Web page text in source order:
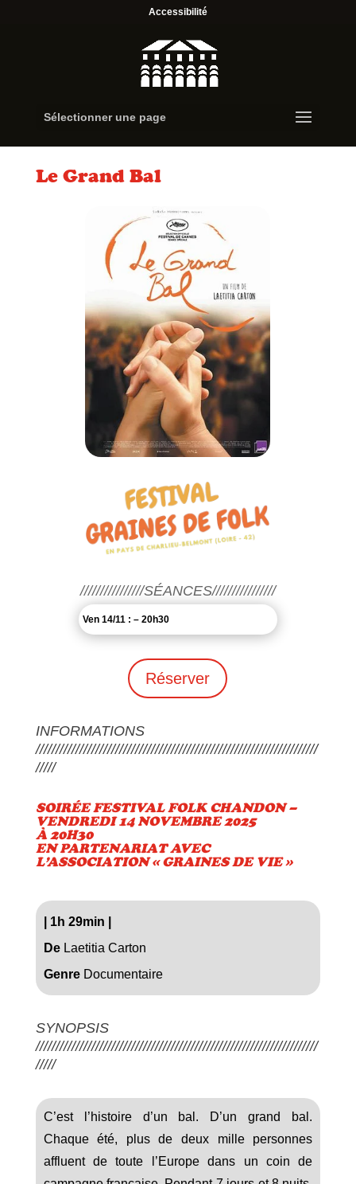
Accessibilité
Sélectionner une page
Le Grand Bal
////////////////SÉANCES////////////////
Ven 14/11 : – 20h30
Réserver
INFORMATIONS
///////////////////////////////////////////////////////////////////////
/////
SOIRÉE FESTIVAL FOLK CHANDON –
VENDREDI 14 NOVEMBRE 2025
À 20H30
EN PARTENARIAT AVEC
L’ASSOCIATION « GRAINES DE VIE »
1h 29min
DeLaetitia Carton
GenreDocumentaire
SYNOPSIS
///////////////////////////////////////////////////////////////////////
/////
C’est l’histoire d’un bal. D’un grand bal.
Chaque été, plus de deux mille personnes
affluent de toute l’Europe dans un coin de